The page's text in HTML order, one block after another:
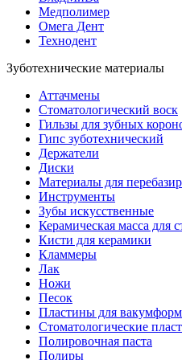
Медполимер
Омега Дент
Технодент
Зуботехнические материалы
Аттачмены
Стоматологический воск
Гильзы для зубных
Гипс зуботехнический
Держатели
Диски
Материалы для
Инструменты
Зубы искусственные
Керамическая масса для
Кисти для керамики
Кламмеры
Лак
Ножи
Песок
Пластины для
Стоматологические
Полировочная паста
Полиры